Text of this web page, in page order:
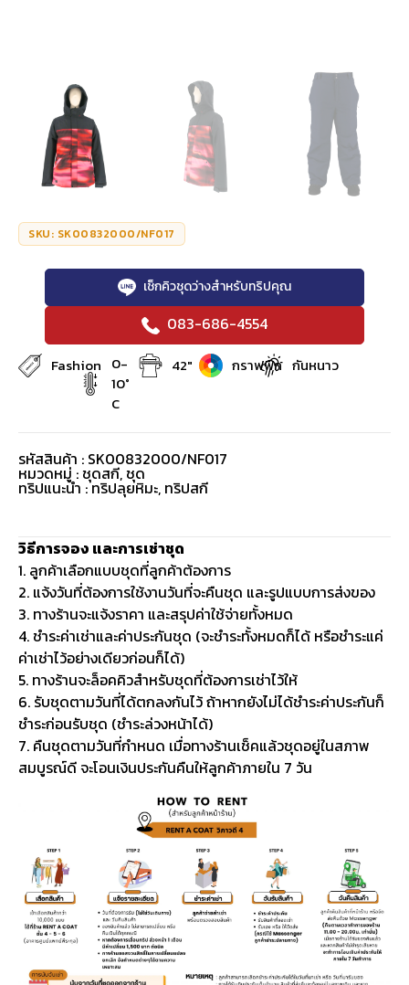
SKU: SK00832000/NF017
เช็กคิวชุดว่างสำหรับทริปคุณ
083-686-4554
Fashion 0-
10°
C
42" กราฟฟิก กันหนาว
รหัสสินค้า : SK00832000/NF017
หมวดหมู่ :ชุดสกี,ชุด
ทริปแนะนำ : ทริปลุยหิมะ, ทริปสกี
วิธีการจอง และการเช่าชุด
1. ลูกค้าเลือกแบบชุดที่ลูกค้าต้องการ
2. แจ้งวันที่ต้องการใช้งานวันที่จะคืนชุด และรูปแบบการส่งของ
3. ทางร้านจะแจ้งราคา และสรุปค่าใช้จ่ายทั้งหมด
4. ชำระค่าเช่าและค่าประกันชุด (จะชำระทั้งหมดก็ได้ หรือชำระแค่
ค่าเช่าไว้อย่างเดียวก่อนก็ได้)
5. ทางร้านจะล็อคคิวสำหรับชุดที่ต้องการเช่าไว้ให้
6. รับชุดตามวันที่ได้ตกลงกันไว้ ถ้าหากยังไม่ได้ชำระค่าประกันก็
ชำระก่อนรับชุด (ชำระล่วงหน้าได้)
7. คืนชุดตามวันที่กำหนด เมื่อทางร้านเช็คแล้วชุดอยู่ในสภาพ
สมบูรณ์ดี จะโอนเงินประกันคืนให้ลูกค้าภายใน 7 วัน